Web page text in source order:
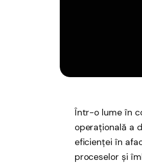
Într-o lume în
operațională a
eficienței în
proceselor și